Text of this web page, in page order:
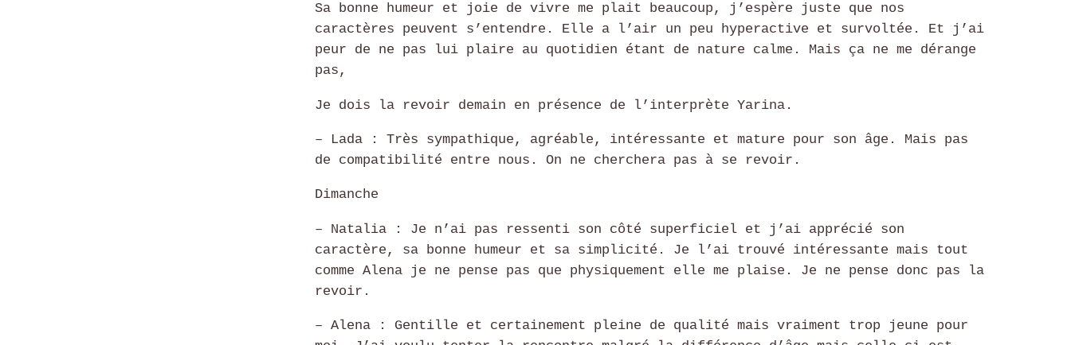
Sa bonne humeur et joie de vivre me plait beaucoup, j’espère juste que nos
caractères peuvent s’entendre. Elle a l’air un peu hyperactive et survoltée. Et j’ai
peur de ne pas lui plaire au quotidien étant de nature calme. Mais ça ne me dérange
pas,
Je dois la revoir demain en présence de l’interprète Yarina.
– Lada : Très sympathique, agréable, intéressante et mature pour son âge. Mais pas
de compatibilité entre nous. On ne cherchera pas à se revoir.
Dimanche
– Natalia : Je n’ai pas ressenti son côté superficiel et j’ai apprécié son
caractère, sa bonne humeur et sa simplicité. Je l’ai trouvé intéressante mais tout
comme Alena je ne pense pas que physiquement elle me plaise. Je ne pense donc pas la
revoir.
– Alena : Gentille et certainement pleine de qualité mais vraiment trop jeune pour